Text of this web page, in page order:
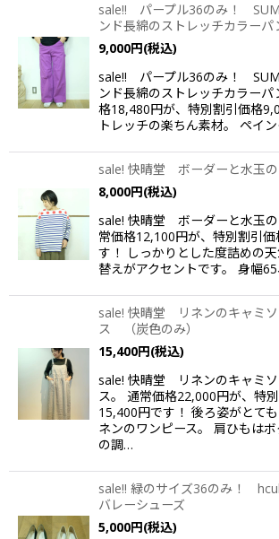
sale!! パープル36のみ！
ンド長綿のストレッチカラーパ
9,000円(税込)
sale!! パープル36のみ！
ンド長綿のストレッチカラー
格18,480円が、特別割引価格
トレッチの楽ちん素材。 ペイ
sale! 快晴堂 ボーダーと水玉
8,000円(税込)
sale! 快晴堂 ボーダーと水玉
常価格12,100円が、特別割引
す！ しっかりとした度詰めの
替えがアクセントです。 身幅
sale! 快晴堂 リネンのキャミ
ス （炭色のみ）
15,400円(税込)
sale! 快晴堂 リネンのキャミ
ス。 通常価格22,000円が、特
15,400円です！ 後ろ姿がとて
ネンのワンピース。 肩ひもは
の調…
sale!! 緑のサイズ36のみ！
バレーシューズ
5,000円(税込)